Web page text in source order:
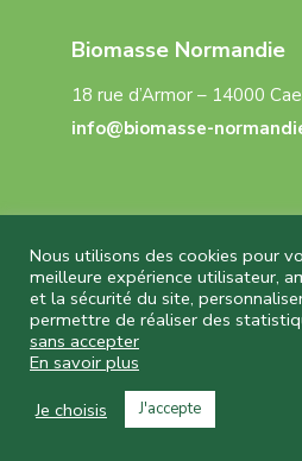
Biomasse Normandie
18 rue d’Armor – 14000
info@biomasse-
Biomasse Normandie ©
– RéalisationCapture
Mentions légales
Nous utilisons des cookies pour
meilleure expérience utilisateur,
et la sécurité du site,
permettre de réaliser des
sans accepter
En savoir plus
Je choisis
J'accepte